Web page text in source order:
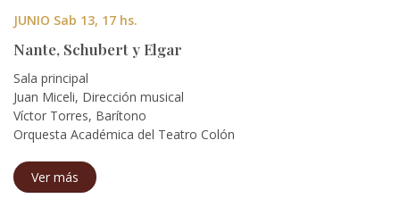
JUNIO Sab 13, 17 hs.
Nante, Schubert y Elgar
Sala principal
Juan Miceli, Dirección musical
Víctor Torres, Barítono
Orquesta Académica del Teatro Colón
Ver más